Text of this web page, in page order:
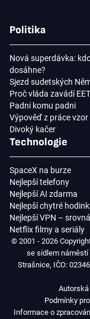
Politika
Nová superdávka:
dosáhne?
Sjezd sudetských
Proč vláda zavádí
Padni komu padni
Výpověď z práce vzor
Divoký kačer
Technologie
SpaceX na burze
Nejlepší telefony
Nejlepší AI zdarma
Nejlepší chytré
Nejlepší VPN –
Netflix filmy a seriály
© 2001 - 2026
se sídlem náměstí
Strašnice, IČO:
Podmínky
Informace o